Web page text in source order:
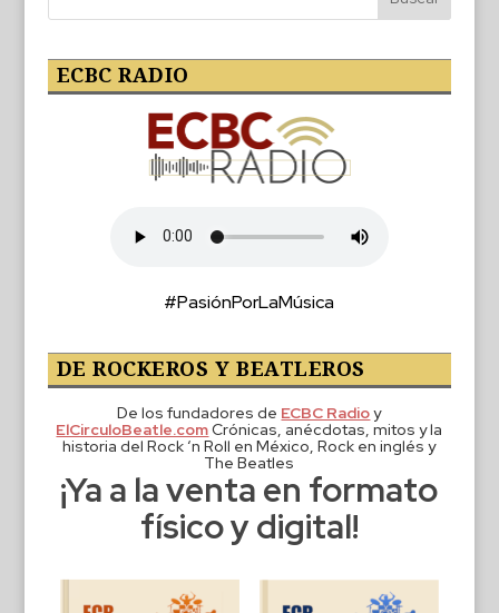
ECBC RADIO
#PasiónPorLaMúsica
DE ROCKEROS Y BEATLEROS
De los fundadores de ECBC Radioy
ElCirculoBeatle.comCrónicas, anécdotas, mitos y la
historia del Rock ‘n Roll en México, Rock en inglés y
The Beatles
¡Ya a la venta en formato
físico y digital!